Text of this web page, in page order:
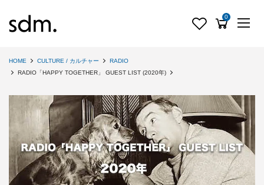
0
HOME CULTURE / カルチャー
RADIO
RADIO「HAPPY TOGETHER」 GUEST LIST (2020年)